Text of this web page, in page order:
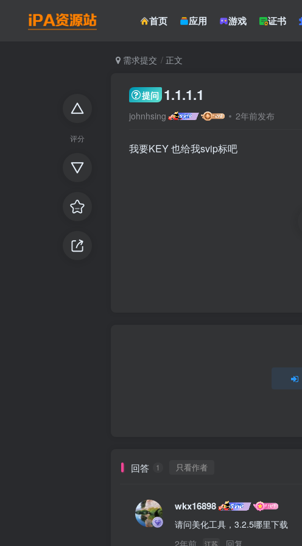
首页 应用 游戏 证书
评分
需求提交 正文
提问 1.1.1.1
johnhsing 2年前发布
我要KEY 也给我svip标吧
回答 1 只看作者
wkx16898
请问美化工具，3.2.5哪里下载
江苏